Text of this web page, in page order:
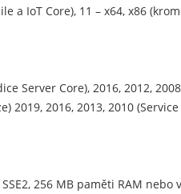
a IoT Core), 11 – x64, x86
Server Core), 2016, 2012,
2019, 2016, 2013, 2010
256 MB paměti RAM nebo